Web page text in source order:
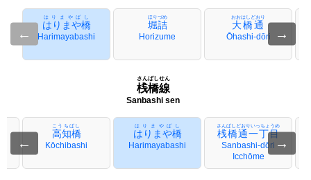
←
はりまや橋
はりまやばし
Harimayabashi
堀詰
ほりづめ
Horizume
大橋通
おおはしどおり
Ōhashi-dōri →
桟橋線
さんばしせん
Sanbashi sen
←
高知橋
こうちばし
Kōchibashi
はりまや橋
はりまやばし
Harimayabashi
桟橋通一丁目
さんばしどおりいっちょうめ
Sanbashi-dōri
Icchōme
→